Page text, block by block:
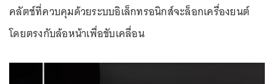
คลัตช์ที่ควบคุมด้วยระบบอิเล็กทรอนิกส์จะล็อกเครื่องยนต์
โดยตรงกับล้อหน้าเพื่อขับเคลื่อน